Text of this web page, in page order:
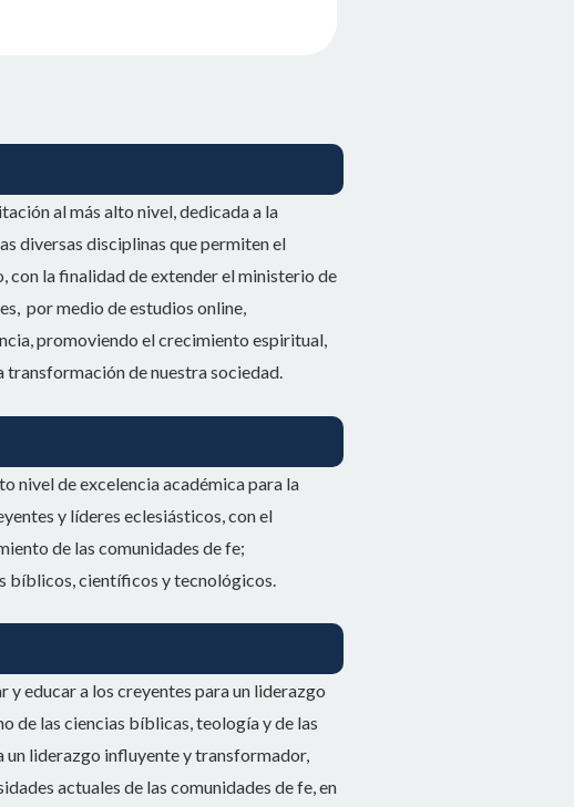
al más alto nivel, dedicada a la
diversas disciplinas que permiten el
con la finalidad de extender el ministerio de
por medio de estudios online,
promoviendo el crecimiento espiritual,
de nuestra sociedad.
nivel de excelencia académica para la
y líderes eclesiásticos, con el
de las comunidades de fe;
bíblicos, científicos y tecnológicos.
educar a los creyentes para un liderazgo
de las ciencias bíblicas, teología y de las
un liderazgo influyente y transformador,
actuales de las comunidades de fe, en